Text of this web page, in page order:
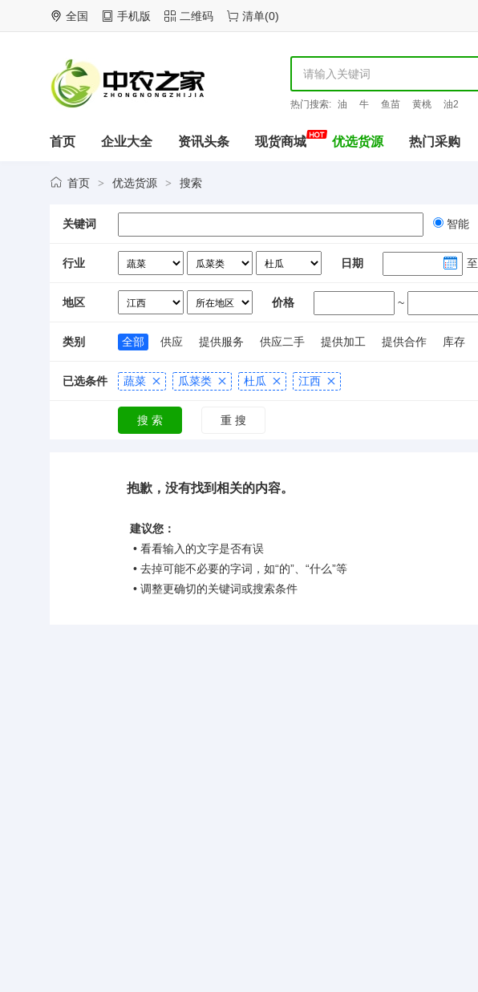
全国 手机版 二维码 清单(0)
热门搜索: 油 牛 鱼苗 黄桃 油2
首页 企业大全 资讯头条 现货商城 优选货源 热门采购
首页 > 优选货源 > 搜索
关键词 智能
行业 日期 至
地区 价格 ~
类别 全部 供应 提供服务 供应二手 提供加工 提供合作 库存
已选条件 蔬菜  瓜菜类  杜瓜  江西 
抱歉，没有找到相关的内容。
建议您：
• 看看输入的文字是否有误
• 去掉可能不必要的字词，如“的”、“什么”等
• 调整更确切的关键词或搜索条件